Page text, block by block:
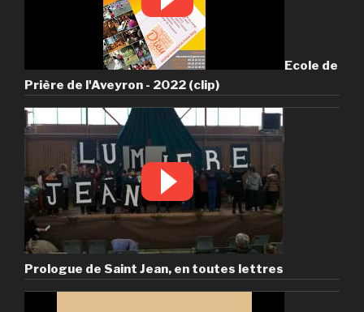
Ecole de
Prière de l'Aveyron - 2022 (clip)
Prologue de Saint Jean, en toutes lettres